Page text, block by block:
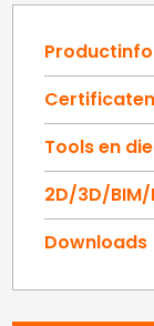
Certificaten
Tools en
2D/3D/
Downloads